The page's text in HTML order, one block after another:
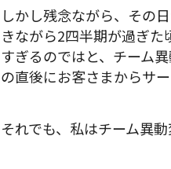
しかし残念ながら、その
きながら2四半期が過ぎ
すぎるのではと、チーム
の直後にお客さまからサ
それでも、私はチーム異